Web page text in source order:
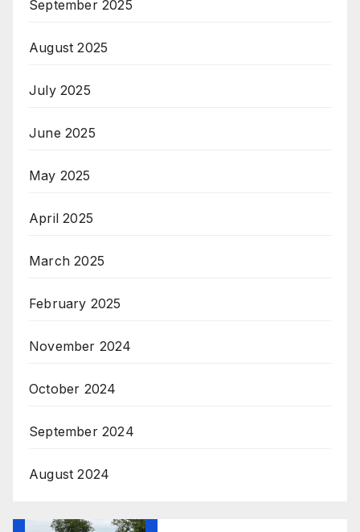
September 2025
August 2025
July 2025
June 2025
May 2025
April 2025
March 2025
February 2025
November 2024
October 2024
September 2024
August 2024